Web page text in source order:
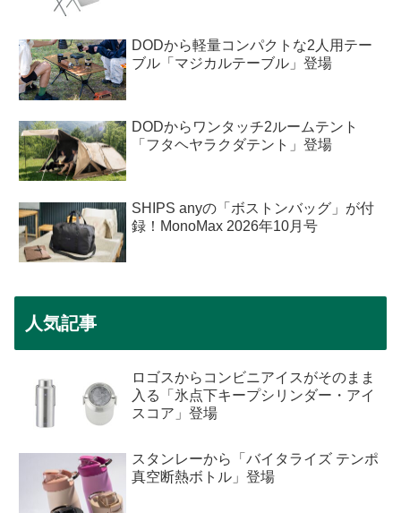
DODから軽量コンパクトな2人用テー
ブル「マジカルテーブル」登場
DODからワンタッチ2ルームテント
「フタヘヤラクダテント」登場
SHIPS anyの「ボストンバッグ」が付
録！MonoMax 2026年10月号
人気記事
ロゴスからコンビニアイスがそのまま
入る「氷点下キープシリンダー・アイ
スコア」登場
スタンレーから「バイタライズ テンポ
真空断熱ボトル」登場